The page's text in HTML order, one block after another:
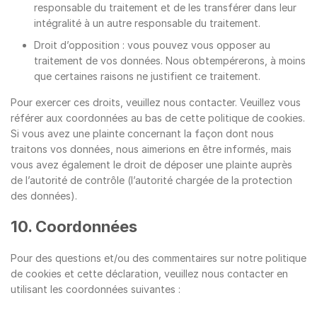
responsable du traitement et de les transférer dans leur
intégralité à un autre responsable du traitement.
Droit d’opposition : vous pouvez vous opposer au
traitement de vos données. Nous obtempérerons, à moins
que certaines raisons ne justifient ce traitement.
Pour exercer ces droits, veuillez nous contacter. Veuillez vous
référer aux coordonnées au bas de cette politique de cookies.
Si vous avez une plainte concernant la façon dont nous
traitons vos données, nous aimerions en être informés, mais
vous avez également le droit de déposer une plainte auprès
de l’autorité de contrôle (l’autorité chargée de la protection
des données).
10. Coordonnées
Pour des questions et/ou des commentaires sur notre politique
de cookies et cette déclaration, veuillez nous contacter en
utilisant les coordonnées suivantes :